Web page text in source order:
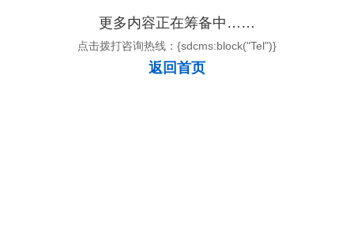
更多内容正在筹备中……
点击拨打咨询热线：{sdcms:block("Tel")}
返回首页